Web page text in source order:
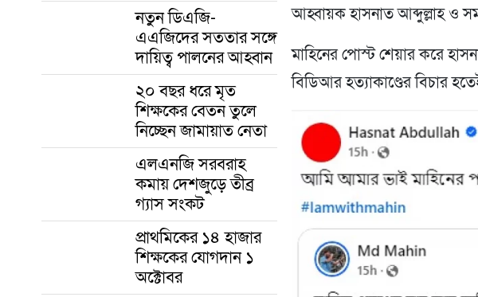
নতুন ডিএজি-
এএজিদের সততার সঙ্গে
দায়িত্ব পালনের আহ্বান
২০ বছর ধরে মৃত
শিক্ষকের বেতন তুলে
নিচ্ছেন জামায়াত নেতা
এলএনজি সরবরাহ
কমায় দেশজুড়ে তীব্র
গ্যাস সংকট
প্রাথমিকের ১৪ হাজার
শিক্ষকের যোগদান ১
অক্টোবর
আহ্বায়ক হাসনাত আব্দুল্লাহ ও
মাহিনের পোস্ট শেয়ার করে
বিডিআর হত্যাকাণ্ডের বিচার